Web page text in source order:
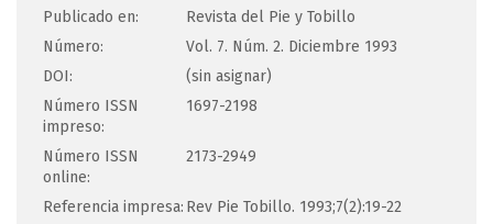
Publicado en:
Revista del Pie y Tobillo
Número:
Vol. 7. Núm. 2. Diciembre 1993
DOI:
(sin asignar)
Número ISSN
impreso:
1697-2198
Número ISSN
online:
2173-2949
Referencia impresa: Rev Pie Tobillo. 1993;7(2):19-22